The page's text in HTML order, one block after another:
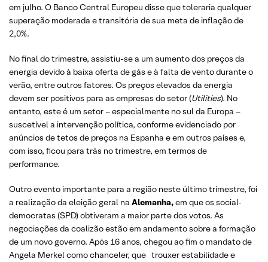
em julho. O Banco Central Europeu disse que toleraria qualquer
superação moderada e transitória de sua meta de inflação de
2,0%.
No final do trimestre, assistiu-se a um aumento dos preços da
energia devido à baixa oferta de gás e à falta de vento durante o
verão, entre outros fatores. Os preços elevados da energia
devem ser positivos para as empresas do setor (Utilities). No
entanto, este é um setor – especialmente no sul da Europa –
suscetível a intervenção política, conforme evidenciado por
anúncios de tetos de preços na Espanha e em outros países e,
com isso, ficou para trás no trimestre, em termos de
performance.
Outro evento importante para a região neste último trimestre, foi
a realização da eleição geral na Alemanha,em que os social-
democratas (SPD) obtiveram a maior parte dos votos. As
negociações da coalizão estão em andamento sobre a formação
de um novo governo. Após 16 anos, chegou ao fim o mandato de
Angela Merkel como chanceler, que trouxer estabilidade e